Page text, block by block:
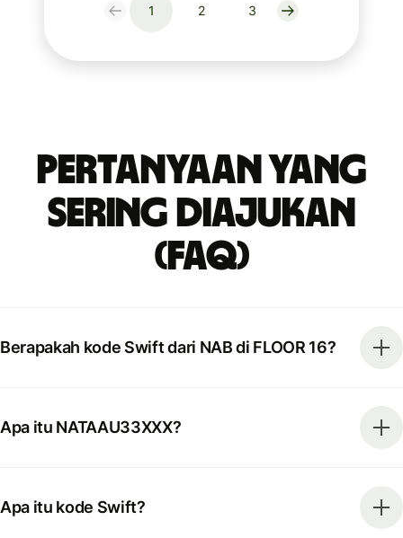
1 2 3
Pertanyaan yang
Sering Diajukan
(FAQ)
Berapakah kode Swift dari NAB di FLOOR 16?
Apa itu NATAAU33XXX?
Apa itu kode Swift?